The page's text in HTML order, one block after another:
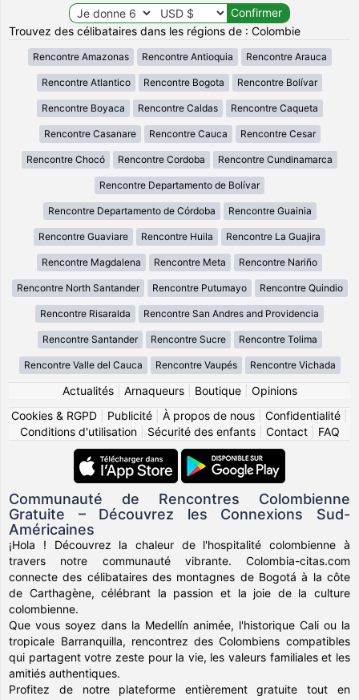
Trouvez des célibataires dans les régions de : Colombie
Rencontre Amazonas Rencontre Antioquia Rencontre Arauca
Rencontre Atlantico Rencontre Bogota Rencontre Bolívar
Rencontre Boyaca Rencontre Caldas Rencontre Caqueta
Rencontre Casanare Rencontre Cauca Rencontre Cesar
Rencontre Chocó Rencontre Cordoba Rencontre Cundinamarca
Rencontre Departamento de Bolívar
Rencontre Departamento de Córdoba Rencontre Guainia
Rencontre Guaviare Rencontre Huila Rencontre La Guajira
Rencontre Magdalena Rencontre Meta Rencontre Nariño
Rencontre North Santander Rencontre Putumayo Rencontre Quindio
Rencontre Risaralda Rencontre San Andres and Providencia
Rencontre Santander Rencontre Sucre Rencontre Tolima
Rencontre Valle del Cauca Rencontre Vaupés Rencontre Vichada
Actualités| Arnaqueurs| Boutique| Opinions
Cookies & RGPD
Publicité À propos de nous Confidentialité
Conditions d'utilisation| Sécurité des enfants| Contact| FAQ
Communauté de Rencontres Colombienne
Gratuite – Découvrez les Connexions Sud-
Américaines
¡Hola ! Découvrez la chaleur de l'hospitalité colombienne à
travers notre communauté vibrante. Colombia-citas.com
connecte des célibataires des montagnes de Bogotá à la côte
de Carthagène, célébrant la passion et la joie de la culture
colombienne.
Que vous soyez dans la Medellín animée, l'historique Cali ou la
tropicale Barranquilla, rencontrez des Colombiens compatibles
qui partagent votre zeste pour la vie, les valeurs familiales et les
amitiés authentiques.
Profitez de notre plateforme entièrement gratuite tout en